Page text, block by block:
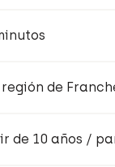
de
de 10 años /